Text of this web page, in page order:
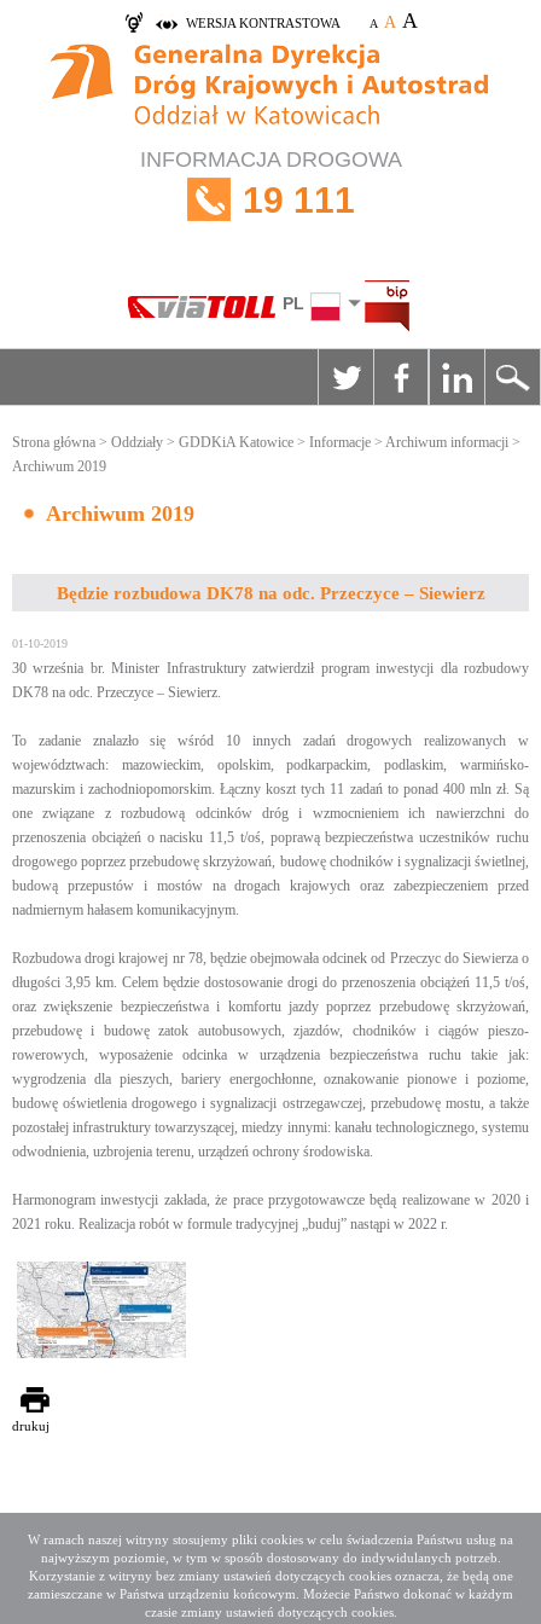
W ramach naszej witryny stosujemy pliki cookies w celu świadczenia Państwu usług na
najwyższym poziomie, w tym w sposób dostosowany do indywidulanych potrzeb.
Korzystanie z witryny bez zmiany ustawień dotyczących cookies oznacza, że będą one
zamieszczane w Państwa urządzeniu końcowym. Możecie Państwo dokonać w każdym
czasie zmiany ustawień dotyczących cookies.
WERSJA KONTRASTOWA A A A
INFORMACJA DROGOWA
19 111
PL
Strona główna > Oddziały > GDDKiA Katowice > Informacje > Archiwum informacji >
Archiwum 2019
Archiwum 2019
Będzie rozbudowa DK78 na odc. Przeczyce – Siewierz
01-10-2019
30 września br. Minister Infrastruktury zatwierdził program inwestycji dla rozbudowy
DK78 na odc. Przeczyce – Siewierz.
To zadanie znalazło się wśród 10 innych zadań drogowych realizowanych w
województwach: mazowieckim, opolskim, podkarpackim, podlaskim, warmińsko-
mazurskim i zachodniopomorskim. Łączny koszt tych 11 zadań to ponad 400 mln zł. Są
one związane z rozbudową odcinków dróg i wzmocnieniem ich nawierzchni do
przenoszenia obciążeń o nacisku 11,5 t/oś, poprawą bezpieczeństwa uczestników ruchu
drogowego poprzez przebudowę skrzyżowań, budowę chodników i sygnalizacji świetlnej,
budową przepustów i mostów na drogach krajowych oraz zabezpieczeniem przed
nadmiernym hałasem komunikacyjnym.
Rozbudowa drogi krajowej nr 78, będzie obejmowała odcinek od Przeczyc do Siewierza o
długości 3,95 km. Celem będzie dostosowanie drogi do przenoszenia obciążeń 11,5 t/oś,
oraz zwiększenie bezpieczeństwa i komfortu jazdy poprzez przebudowę skrzyżowań,
przebudowę i budowę zatok autobusowych, zjazdów, chodników i ciągów pieszo-
rowerowych, wyposażenie odcinka w urządzenia bezpieczeństwa ruchu takie jak:
wygrodzenia dla pieszych, bariery energochłonne, oznakowanie pionowe i poziome,
budowę oświetlenia drogowego i sygnalizacji ostrzegawczej, przebudowę mostu, a także
pozostałej infrastruktury towarzyszącej, miedzy innymi: kanału technologicznego, systemu
odwodnienia, uzbrojenia terenu, urządzeń ochrony środowiska.
Harmonogram inwestycji zakłada, że prace przygotowawcze będą realizowane w 2020 i
2021 roku. Realizacja robót w formule tradycyjnej „buduj” nastąpi w 2022 r.
drukuj
Deklaracja dostępności
Mapa serwisu
Media społecznościowe
Twitter Facebook Linkedin